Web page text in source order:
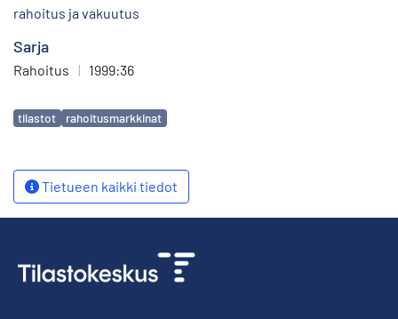
rahoitus ja vakuutus
Sarja
Rahoitus | 1999:36
Avainsanat
tilastot rahoitusmarkkinat
Tietueen kaikki tiedot